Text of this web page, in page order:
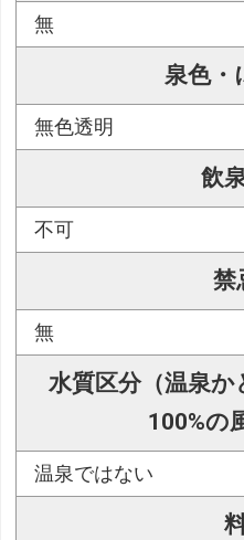
無
泉色・
無色透明
飲
不可
禁
無
水質区分（温泉
100%の
温泉ではない